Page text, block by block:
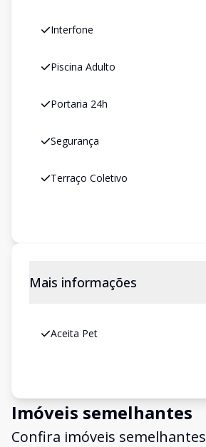
Interfone
Piscina Adulto
Portaria 24h
Segurança
Terraço Coletivo
Mais informações
Aceita Pet
Imóveis semelhantes
Confira imóveis semelhantes